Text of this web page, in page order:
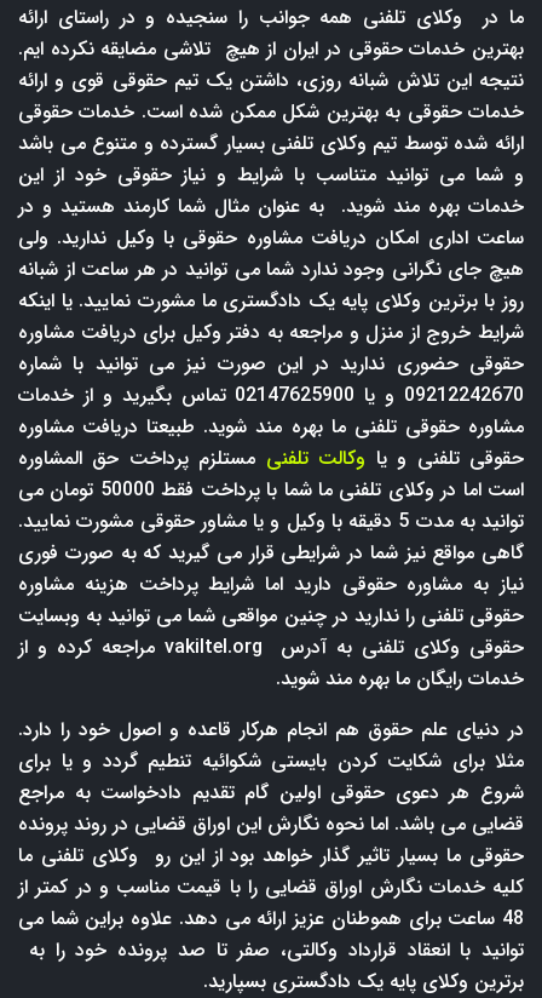
ما در وکلای تلفنی همه جوانب را سنجیده و در راستای ارائه
بهترین خدمات حقوقی در ایران از هیچ تلاشی مضایقه نکرده ایم.
نتیجه این تلاش شبانه روزی، داشتن یک تیم حقوقی قوی و ارائه
خدمات حقوقی به بهترین شکل ممکن شده است. خدمات حقوقی
ارائه شده توسط تیم وکلای تلفنی بسیار گسترده و متنوع می باشد
و شما می توانید متناسب با شرایط و نیاز حقوقی خود از این
خدمات بهره مند شوید. به عنوان مثال شما کارمند هستید و در
ساعت اداری امکان دریافت مشاوره حقوقی با وکیل ندارید. ولی
هیچ جای نگرانی وجود ندارد شما می توانید در هر ساعت از شبانه
روز با برترین وکلای پایه یک دادگستری ما مشورت نمایید. یا اینکه
شرایط خروج از منزل و مراجعه به دفتر وکیل برای دریافت مشاوره
حقوقی حضوری ندارید در این صورت نیز می توانید با شماره
09212242670 و یا 02147625900 تماس بگیرید و از خدمات
مشاوره حقوقی تلفنی ما بهره مند شوید. طبیعتا دریافت مشاوره
حقوقی تلفنی و یا وکالت تلفنی مستلزم پرداخت حق المشاوره
است اما در وکلای تلفنی ما شما با پرداخت فقط 50000 تومان می
توانید به مدت 5 دقیقه با وکیل و یا مشاور حقوقی مشورت نمایید.
گاهی مواقع نیز شما در شرایطی قرار می گیرید که به صورت فوری
نیاز به مشاوره حقوقی دارید اما شرایط پرداخت هزینه مشاوره
حقوقی تلفنی را ندارید در چنین مواقعی شما می توانید به وبسایت
حقوقی وکلای تلفنی به آدرس
vakiltel.org مراجعه کرده و از
خدمات رایگان ما بهره مند شوید.
در دنیای علم حقوق هم انجام هرکار قاعده و اصول خود را دارد.
مثلا برای شکایت کردن بایستی شکوائیه تنطیم گردد و یا برای
شروع هر دعوی حقوقی اولین گام تقدیم دادخواست به مراجع
قضایی می باشد. اما نحوه نگارش این اوراق قضایی در روند پرونده
حقوقی ما بسیار تاثیر گذار خواهد بود از این رو وکلای تلفنی ما
کلیه خدمات نگارش اوراق قضایی را با قیمت مناسب و در کمتر از
48 ساعت برای هموطنان عزیز ارائه می دهد. علاوه براین شما می
توانید با انعقاد قرارداد وکالتی، صفر تا صد پرونده خود را به
برترین وکلای پایه یک دادگستری بسپارید.